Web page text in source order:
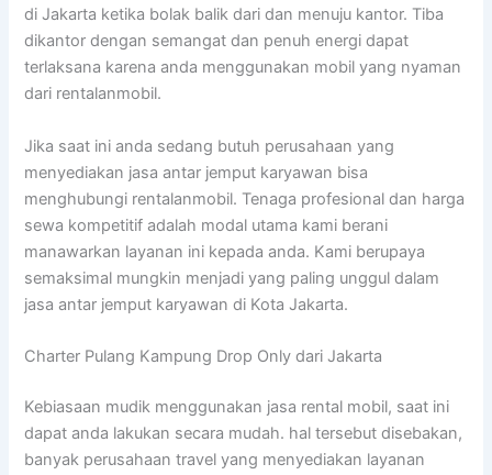
di Jakarta ketika bolak balik dari dan menuju kantor. Tiba
dikantor dengan semangat dan penuh energi dapat
terlaksana karena anda menggunakan mobil yang nyaman
dari rentalanmobil.
Jika saat ini anda sedang butuh perusahaan yang
menyediakan jasa antar jemput karyawan bisa
menghubungi rentalanmobil. Tenaga profesional dan harga
sewa kompetitif adalah modal utama kami berani
manawarkan layanan ini kepada anda. Kami berupaya
semaksimal mungkin menjadi yang paling unggul dalam
jasa antar jemput karyawan di Kota Jakarta.
Charter Pulang Kampung Drop Only dari Jakarta
Kebiasaan mudik menggunakan jasa rental mobil, saat ini
dapat anda lakukan secara mudah. hal tersebut disebakan,
banyak perusahaan travel yang menyediakan layanan